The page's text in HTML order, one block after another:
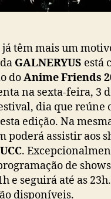
p
o
w
e
r
m
e
t
a
l
j
já têm mais um
GALNERYUS está
doAnime Friends
na sexta-feira, 3
dia que reúne
edição. Na
poderá assistir aos
.
de
e seguirá até as
disponíveis.